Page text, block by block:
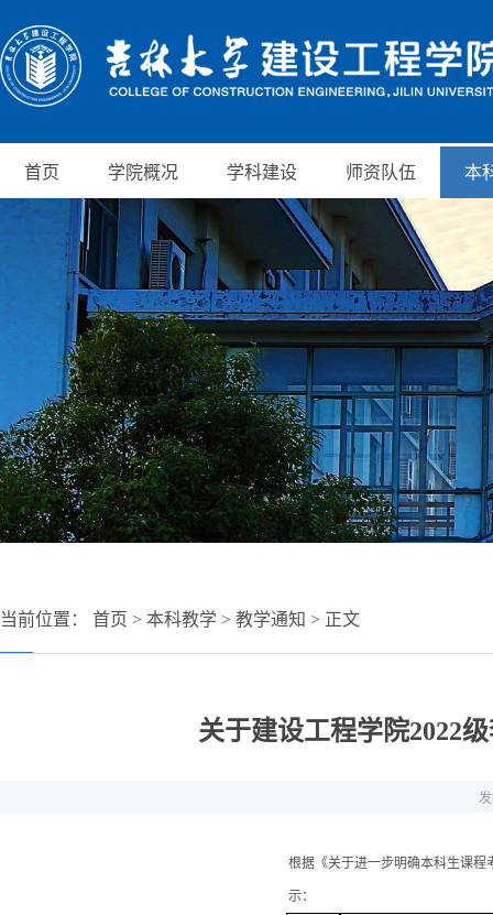
首页 学院概况 学科建设 师资队伍 本
当前位置： 首页 > 本科教学 > 教学通知 > 正文
关于建设工程学院2022
根据《关于进一步明确本科生课程
示：